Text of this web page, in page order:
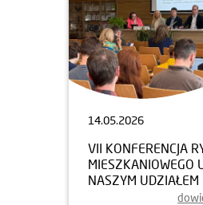
14.05.2026
VII KONFERENCJA
MIESZKANIOWEGO
NASZYM UDZIAŁEM